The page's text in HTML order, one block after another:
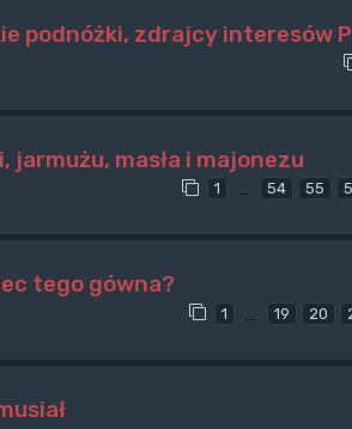
podnóżki, zdrajcy interesów
jarmużu, masła i majonezu
1 … 54 55
tego gówna?
1 … 19 20